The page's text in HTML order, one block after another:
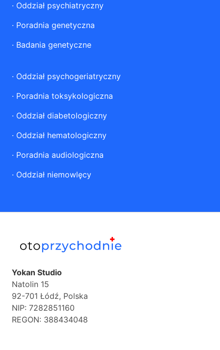
· Oddział psychiatryczny
· Poradnia genetyczna
· Badania genetyczne
· Oddział psychogeriatryczny
· Poradnia toksykologiczna
· Oddział diabetologiczny
· Oddział hematologiczny
· Poradnia audiologiczna
· Oddział niemowlęcy
Yokan Studio
Natolin 15
92-701 Łódź, Polska
NIP: 7282851160
REGON: 388434048